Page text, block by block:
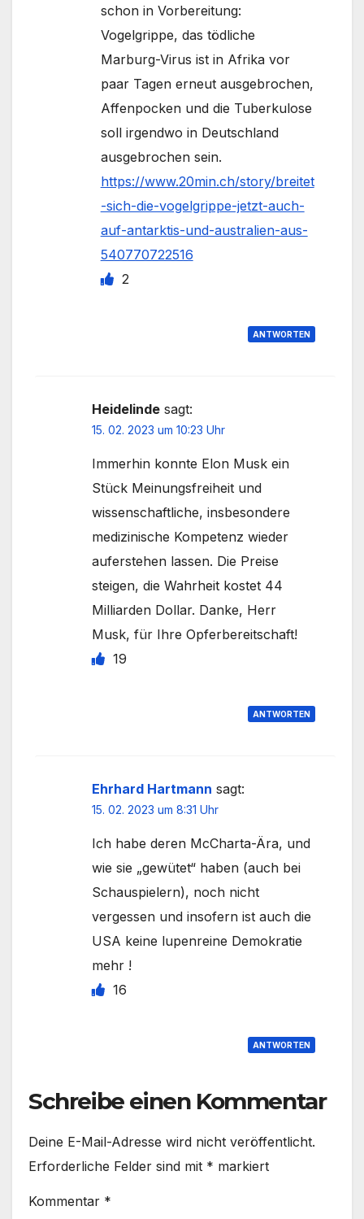
schon in Vorbereitung:
Vogelgrippe, das tödliche
Marburg-Virus ist in Afrika vor
paar Tagen erneut ausgebrochen,
Affenpocken und die Tuberkulose
soll irgendwo in Deutschland
ausgebrochen sein.
https://www.20min.ch/story/breitet
-sich-die-vogelgrippe-jetzt-auch-
auf-antarktis-und-australien-aus-
540770722516
2
ANTWORTEN
Heidelinde sagt:
15. 02. 2023 um 10:23 Uhr
Immerhin konnte Elon Musk ein
Stück Meinungsfreiheit und
wissenschaftliche, insbesondere
medizinische Kompetenz wieder
auferstehen lassen. Die Preise
steigen, die Wahrheit kostet 44
Milliarden Dollar. Danke, Herr
Musk, für Ihre Opferbereitschaft!
19
ANTWORTEN
Ehrhard Hartmann sagt:
15. 02. 2023 um 8:31 Uhr
Ich habe deren McCharta-Ära, und
wie sie „gewütet“ haben (auch bei
Schauspielern), noch nicht
vergessen und insofern ist auch die
USA keine lupenreine Demokratie
mehr !
16
ANTWORTEN
Schreibe einen Kommentar
Deine E-Mail-Adresse wird nicht veröffentlicht.
Erforderliche Felder sind mit * markiert
Kommentar *